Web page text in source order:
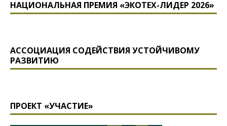
НАЦИОНАЛЬНАЯ ПРЕМИЯ «ЭКОТЕХ-ЛИДЕР 2026»
АССОЦИАЦИЯ СОДЕЙСТВИЯ УСТОЙЧИВОМУ
РАЗВИТИЮ
ПРОЕКТ «УЧАСТИЕ»